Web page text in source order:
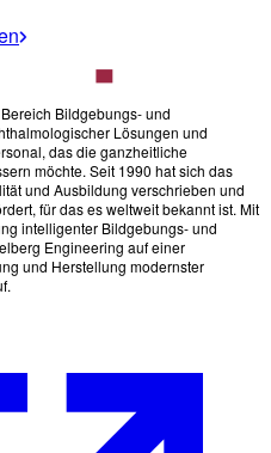
Bildgebungs- und
Lösungen und
das die ganzheitliche
möchte. Seit 1990 hat sich das
und Ausbildung verschrieben und
für das es weltweit bekannt ist. Mit
intelligenter Bildgebungs- und
Engineering auf einer
und Herstellung modernster